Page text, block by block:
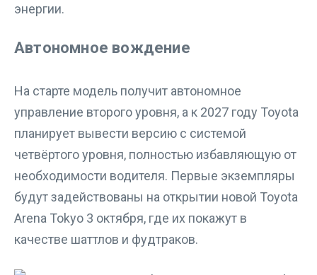
энергии.
Автономное вождение
На старте модель получит автономное
управление второго уровня, а к 2027 году Toyota
планирует вывести версию с системой
четвёртого уровня, полностью избавляющую от
необходимости водителя. Первые экземпляры
будут задействованы на открытии новой Toyota
Arena Tokyo 3 октября, где их покажут в
качестве шаттлов и фудтраков.